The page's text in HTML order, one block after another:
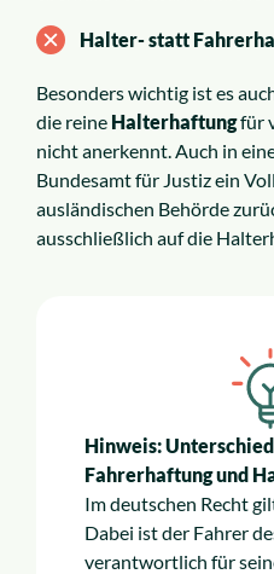
Halter- statt
Besonders wichtig ist es
die reine Halterhaftungfür
nicht anerkennt. Auch in
Bundesamt für Justiz ein
ausländischen Behörde
ausschließlich auf die
Hinweis:
Fahrerhaftung und
Im deutschen Recht
Dabei ist der Fahrer
verantwortlich für